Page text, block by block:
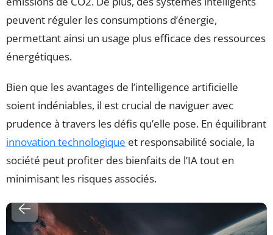
peuvent réguler les consumptions d’énergie,
permettant ainsi un usage plus efficace des ressources
énergétiques.
Bien que les avantages de l’intelligence artificielle
soient indéniables, il est crucial de naviguer avec
prudence à travers les défis qu’elle pose. En équilibrant
innovation technologique et responsabilité sociale, la
société peut profiter des bienfaits de l’IA tout en
minimisant les risques associés.